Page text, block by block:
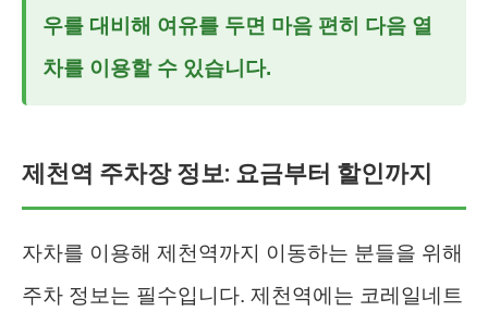
우를 대비해 여유를 두면 마음 편히 다음 열
차를 이용할 수 있습니다.
제천역 주차장 정보: 요금부터 할인까지
자차를 이용해 제천역까지 이동하는 분들을 위해
주차 정보는 필수입니다. 제천역에는 코레일네트